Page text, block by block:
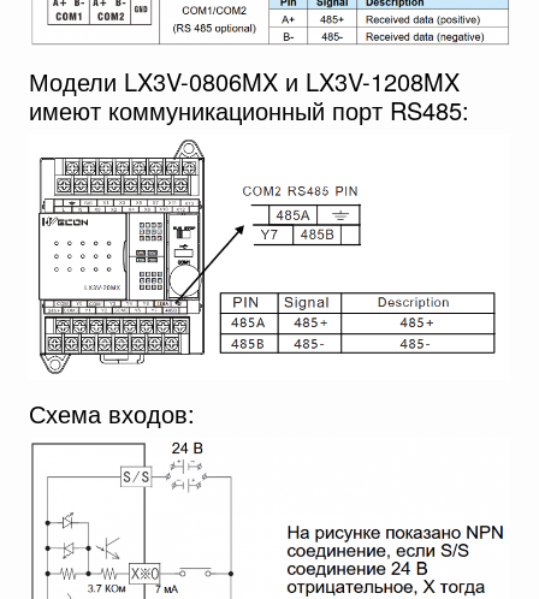
Модели LX3V-0806MX и LX3V-1208MX
имеют коммуникационный порт RS485:
Схема входов: